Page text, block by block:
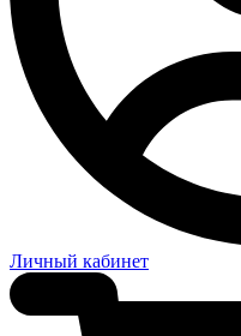
Личный кабинет